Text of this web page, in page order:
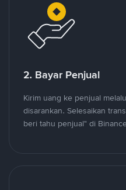
2. Bayar Penjual
Kirim uang ke penjual
disarankan. Selesaikan
beri tahu penjual" di